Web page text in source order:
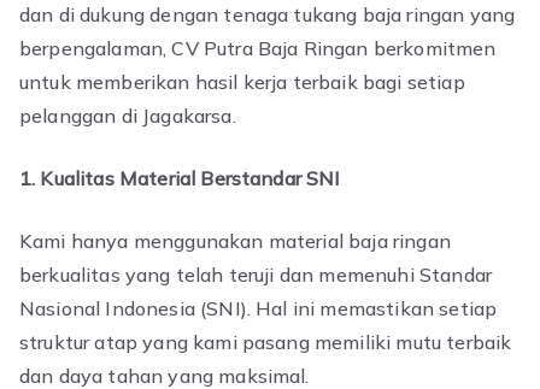
dan di dukung dengan tenaga tukang baja ringan yang
berpengalaman, CV Putra Baja Ringan berkomitmen
untuk memberikan hasil kerja terbaik bagi setiap
pelanggan di Jagakarsa.
1. Kualitas Material Berstandar SNI
Kami hanya menggunakan material baja ringan
berkualitas yang telah teruji dan memenuhi Standar
Nasional Indonesia (SNI). Hal ini memastikan setiap
struktur atap yang kami pasang memiliki mutu terbaik
dan daya tahan yang maksimal.